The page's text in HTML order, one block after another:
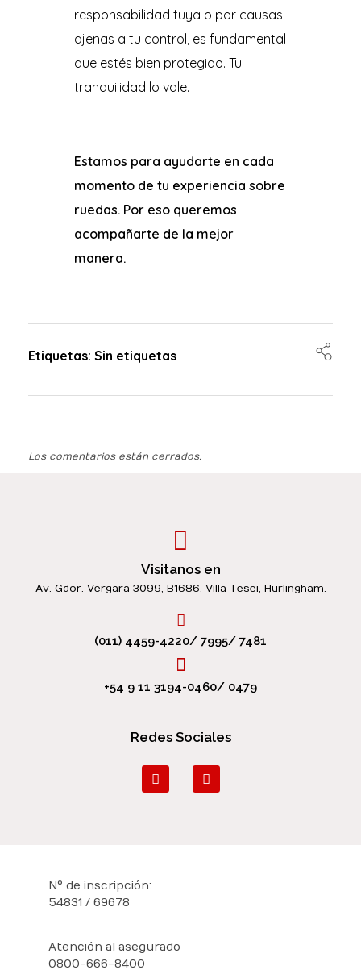
responsabilidad tuya o por causas
ajenas a tu control, es fundamental
que estés bien protegido. Tu
tranquilidad lo vale.
Estamos para ayudarte en cada
momento de tu experiencia sobre
ruedas. Por eso queremos
acompañarte de la mejor
manera.
Etiquetas: Sin etiquetas
Los comentarios están cerrados.
Visitanos en
Av. Gdor. Vergara 3099, B1686, Villa Tesei, Hurlingham.
(011) 4459-4220/ 7995/ 7481
+54 9 11 3194-0460/ 0479
Redes Sociales
N° de inscripción:
54831 / 69678
Atención al asegurado
0800-666-8400